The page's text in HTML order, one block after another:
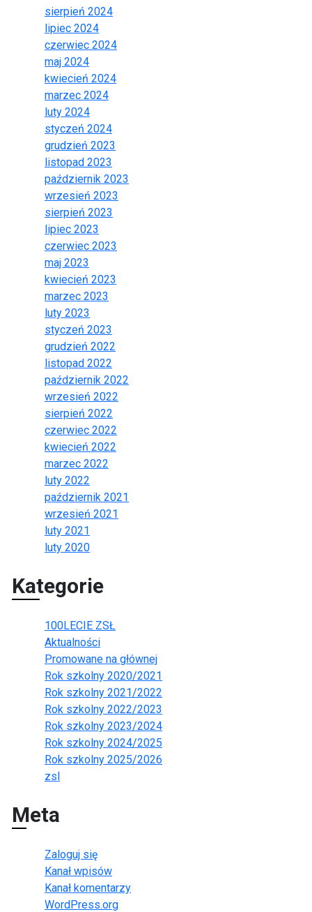
sierpień 2024
lipiec 2024
czerwiec 2024
maj 2024
kwiecień 2024
marzec 2024
luty 2024
styczeń 2024
grudzień 2023
listopad 2023
październik 2023
wrzesień 2023
sierpień 2023
lipiec 2023
czerwiec 2023
maj 2023
kwiecień 2023
marzec 2023
luty 2023
styczeń 2023
grudzień 2022
listopad 2022
październik 2022
wrzesień 2022
sierpień 2022
czerwiec 2022
kwiecień 2022
marzec 2022
luty 2022
październik 2021
wrzesień 2021
luty 2021
luty 2020
Kategorie
100LECIE ZSŁ
Aktualności
Promowane na głównej
Rok szkolny 2020/2021
Rok szkolny 2021/2022
Rok szkolny 2022/2023
Rok szkolny 2023/2024
Rok szkolny 2024/2025
Rok szkolny 2025/2026
zsl
Meta
Zaloguj się
Kanał wpisów
Kanał komentarzy
WordPress.org